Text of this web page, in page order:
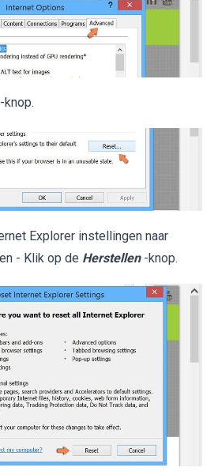
-knop.
Explorer instellingen naar
- Klik op de Herstellen -knop.